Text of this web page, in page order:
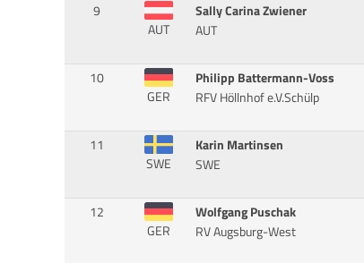
9
AUT
Sally Carina Zwiener
AUT
10
GER
Philipp Battermann-Voss
RFV Höllnhof e.V.Schülp
11
SWE
Karin Martinsen
SWE
12
GER
Wolfgang Puschak
RV Augsburg-West